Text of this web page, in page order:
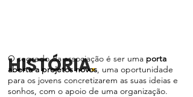
HISTÓRIA.
O segredo da associação é ser uma porta
aberta a projetos novos, uma oportunidade
para os jovens concretizarem as suas ideias e
sonhos, com o apoio de uma organização.